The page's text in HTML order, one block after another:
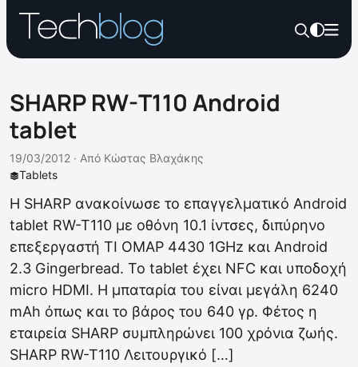
SHARP RW-T110 Android
tablet
Tablets
19/03/2012 · Από Κώστας Βλαχάκης
Η SHARP ανακοίνωσε το επαγγελματικό Android
tablet RW-T110 με οθόνη 10.1 ίντσες, διπύρηνο
επεξεργαστή TI OMAP 4430 1GHz και Android
2.3 Gingerbread. Το tablet έχει NFC και υποδοχή
micro HDMI. Η μπαταρία του είναι μεγάλη 6240
mAh όπως και το βάρος του 640 γρ. Φέτος η
εταιρεία SHARP συμπληρώνει 100 χρόνια ζωής.
SHARP RW-T110 Λειτουργικό […]